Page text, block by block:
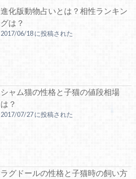
進化版動物占いとは？相性ランキン
グは？
2017/06/18 に投稿された
シャム猫の性格と子猫の値段相場
は？
2017/07/27 に投稿された
ラグドールの性格と子猫時の飼い方